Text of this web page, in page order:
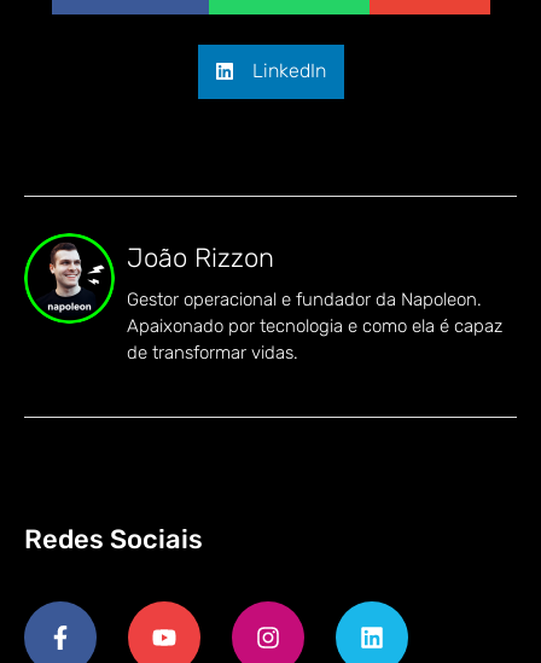
LinkedIn
João Rizzon
Gestor operacional e fundador da Napoleon.
Apaixonado por tecnologia e como ela é capaz
de transformar vidas.
Redes Sociais